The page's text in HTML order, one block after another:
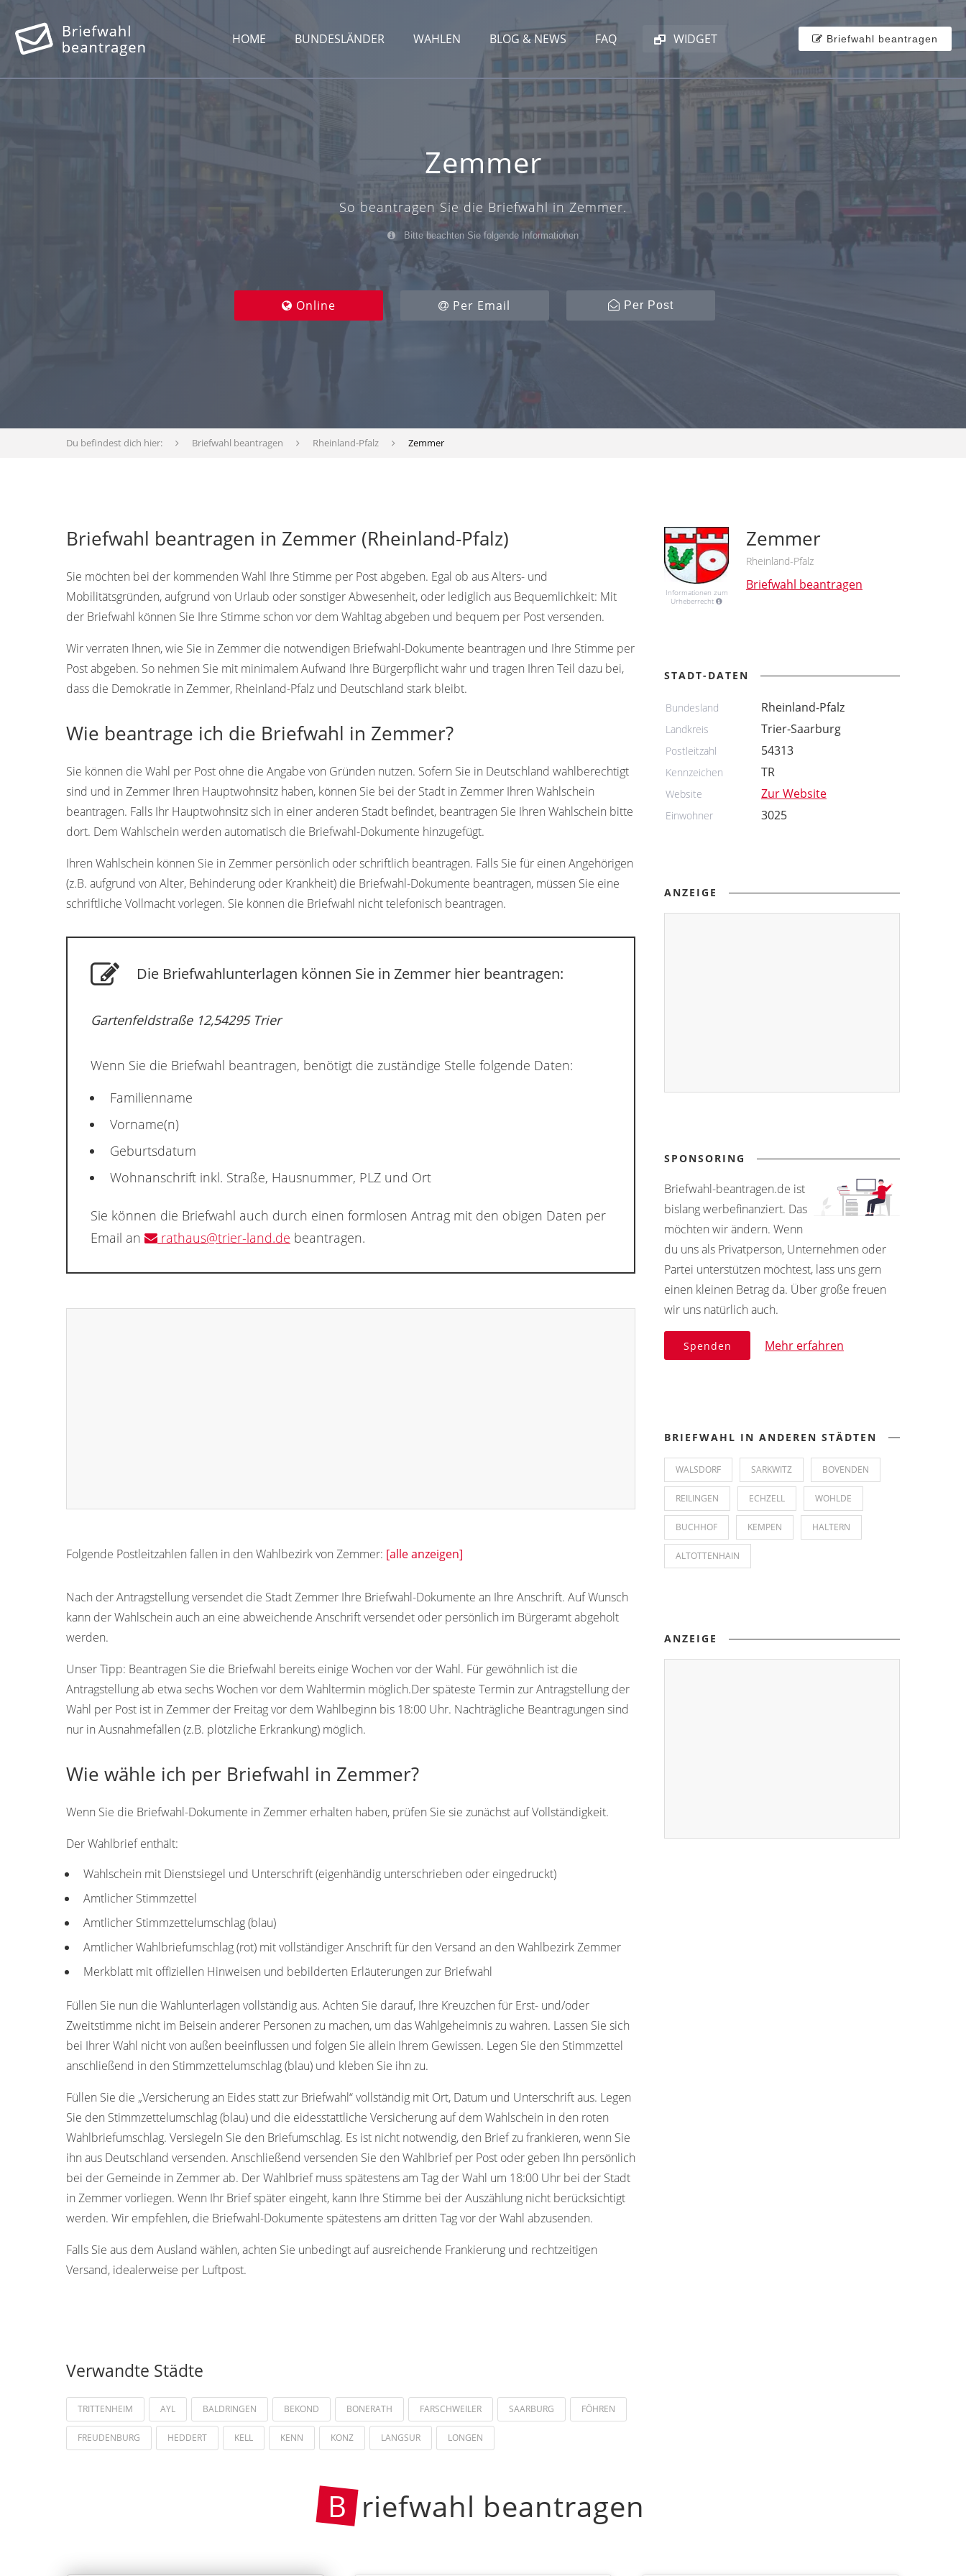
HOME BUNDESLÄNDER WAHLEN BLOG & NEWS FAQ WIDGET Briefwahl beantragen
Zemmer
So beantragen Sie die Briefwahl in Zemmer.
Bitte beachten Sie folgende Informationen
Online Per Email Per Post
Du befindest dich hier: Briefwahl beantragen Rheinland-Pfalz Zemmer
Briefwahl beantragen in Zemmer (Rheinland-Pfalz)
Sie möchten bei der kommenden Wahl Ihre Stimme per Post abgeben. Egal ob aus Alters- und
Mobilitätsgründen, aufgrund von Urlaub oder sonstiger Abwesenheit, oder lediglich aus Bequemlichkeit: Mit
der Briefwahl können Sie Ihre Stimme schon vor dem Wahltag abgeben und bequem per Post versenden.
Wir verraten Ihnen, wie Sie in Zemmer die notwendigen Briefwahl-Dokumente beantragen und Ihre Stimme per
Post abgeben. So nehmen Sie mit minimalem Aufwand Ihre Bürgerpflicht wahr und tragen Ihren Teil dazu bei,
dass die Demokratie in Zemmer, Rheinland-Pfalz und Deutschland stark bleibt.
Wie beantrage ich die Briefwahl in Zemmer?
Sie können die Wahl per Post ohne die Angabe von Gründen nutzen. Sofern Sie in Deutschland wahlberechtigt
sind und in Zemmer Ihren Hauptwohnsitz haben, können Sie bei der Stadt in Zemmer Ihren Wahlschein
beantragen. Falls Ihr Hauptwohnsitz sich in einer anderen Stadt befindet, beantragen Sie Ihren Wahlschein bitte
dort. Dem Wahlschein werden automatisch die Briefwahl-Dokumente hinzugefügt.
Ihren Wahlschein können Sie in Zemmer persönlich oder schriftlich beantragen. Falls Sie für einen Angehörigen
(z.B. aufgrund von Alter, Behinderung oder Krankheit) die Briefwahl-Dokumente beantragen, müssen Sie eine
schriftliche Vollmacht vorlegen. Sie können die Briefwahl nicht telefonisch beantragen.
Die Briefwahlunterlagen können Sie in Zemmer hier beantragen:
Gartenfeldstraße 12,54295 Trier
Wenn Sie die Briefwahl beantragen, benötigt die zuständige Stelle folgende Daten:
Familienname
Vorname(n)
Geburtsdatum
Wohnanschrift inkl. Straße, Hausnummer, PLZ und Ort
Sie können die Briefwahl auch durch einen formlosen Antrag mit den obigen Daten per
Email an
rathaus@trier-land.de beantragen.
Folgende Postleitzahlen fallen in den Wahlbezirk von Zemmer: [alle anzeigen]
Nach der Antragstellung versendet die Stadt Zemmer Ihre Briefwahl-Dokumente an Ihre Anschrift. Auf Wunsch
kann der Wahlschein auch an eine abweichende Anschrift versendet oder persönlich im Bürgeramt abgeholt
werden.
Unser Tipp: Beantragen Sie die Briefwahl bereits einige Wochen vor der Wahl. Für gewöhnlich ist die
Antragstellung ab etwa sechs Wochen vor dem Wahltermin möglich.Der späteste Termin zur Antragstellung der
Wahl per Post ist in Zemmer der Freitag vor dem Wahlbeginn bis 18:00 Uhr. Nachträgliche Beantragungen sind
nur in Ausnahmefällen (z.B. plötzliche Erkrankung) möglich.
Wie wähle ich per Briefwahl in Zemmer?
Wenn Sie die Briefwahl-Dokumente in Zemmer erhalten haben, prüfen Sie sie zunächst auf Vollständigkeit.
Der Wahlbrief enthält:
Wahlschein mit Dienstsiegel und Unterschrift (eigenhändig unterschrieben oder eingedruckt)
Amtlicher Stimmzettel
Amtlicher Stimmzettelumschlag (blau)
Amtlicher Wahlbriefumschlag (rot) mit vollständiger Anschrift für den Versand an den Wahlbezirk Zemmer
Merkblatt mit offiziellen Hinweisen und bebilderten Erläuterungen zur Briefwahl
Füllen Sie nun die Wahlunterlagen vollständig aus. Achten Sie darauf, Ihre Kreuzchen für Erst- und/oder
Zweitstimme nicht im Beisein anderer Personen zu machen, um das Wahlgeheimnis zu wahren. Lassen Sie sich
bei Ihrer Wahl nicht von außen beeinflussen und folgen Sie allein Ihrem Gewissen. Legen Sie den Stimmzettel
anschließend in den Stimmzettelumschlag (blau) und kleben Sie ihn zu.
Füllen Sie die „Versicherung an Eides statt zur Briefwahl“ vollständig mit Ort, Datum und Unterschrift aus. Legen
Sie den Stimmzettelumschlag (blau) und die eidesstattliche Versicherung auf dem Wahlschein in den roten
Wahlbriefumschlag. Versiegeln Sie den Briefumschlag. Es ist nicht notwendig, den Brief zu frankieren, wenn Sie
ihn aus Deutschland versenden. Anschließend versenden Sie den Wahlbrief per Post oder geben Ihn persönlich
bei der Gemeinde in Zemmer ab. Der Wahlbrief muss spätestens am Tag der Wahl um 18:00 Uhr bei der Stadt
in Zemmer vorliegen. Wenn Ihr Brief später eingeht, kann Ihre Stimme bei der Auszählung nicht berücksichtigt
werden. Wir empfehlen, die Briefwahl-Dokumente spätestens am dritten Tag vor der Wahl abzusenden.
Falls Sie aus dem Ausland wählen, achten Sie unbedingt auf ausreichende Frankierung und rechtzeitigen
Versand, idealerweise per Luftpost.
Verwandte Städte
TRITTENHEIM AYL BALDRINGEN BEKOND BONERATH FARSCHWEILER SAARBURG FÖHREN
FREUDENBURG HEDDERT KELL KENN KONZ LANGSUR LONGEN
Informationen zum
Urheberrecht
Zemmer
Rheinland-Pfalz
Briefwahl beantragen
STADT-DATEN
Bundesland Rheinland-Pfalz
Landkreis Trier-Saarburg
Postleitzahl 54313
Kennzeichen TR
Website Zur Website
Einwohner 3025
ANZEIGE
SPONSORING
Briefwahl-beantragen.de ist
bislang werbefinanziert. Das
möchten wir ändern. Wenn
du uns als Privatperson, Unternehmen oder
Partei unterstützen möchtest, lass uns gern
einen kleinen Betrag da. Über große freuen
wir uns natürlich auch.
Spenden Mehr erfahren
BRIEFWAHL IN ANDEREN STÄDTEN
WALSDORF SARKWITZ BOVENDEN
REILINGEN ECHZELL WOHLDE
BUCHHOF KEMPEN HALTERN
ALTOTTENHAIN
ANZEIGE
B riefwahl beantragen